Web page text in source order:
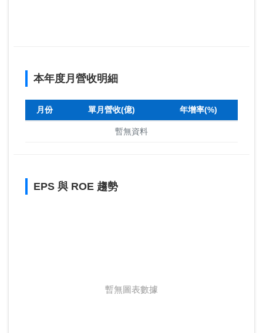
本年度月營收明細
月份 單月營收(億) 年增率(%)
暫無資料
EPS 與 ROE 趨勢
暫無圖表數據